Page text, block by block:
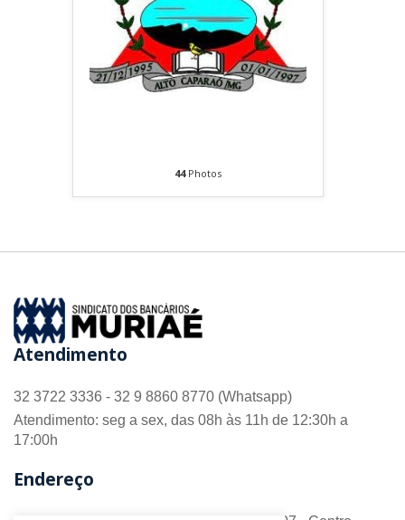
44Photos
Atendimento
32 3722 3336 - 32 9 8860 8770 (Whatsapp)
Atendimento: seg a sex, das 08h às 11h de 12:30h a
17:00h
Endereço